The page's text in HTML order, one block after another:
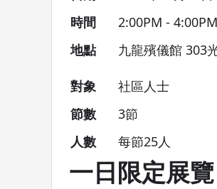
時間
2:00PM -
地點
九龍殯儀館 303
對象
社區人士
節數
3節
人數
每節25人
一日限定展覽